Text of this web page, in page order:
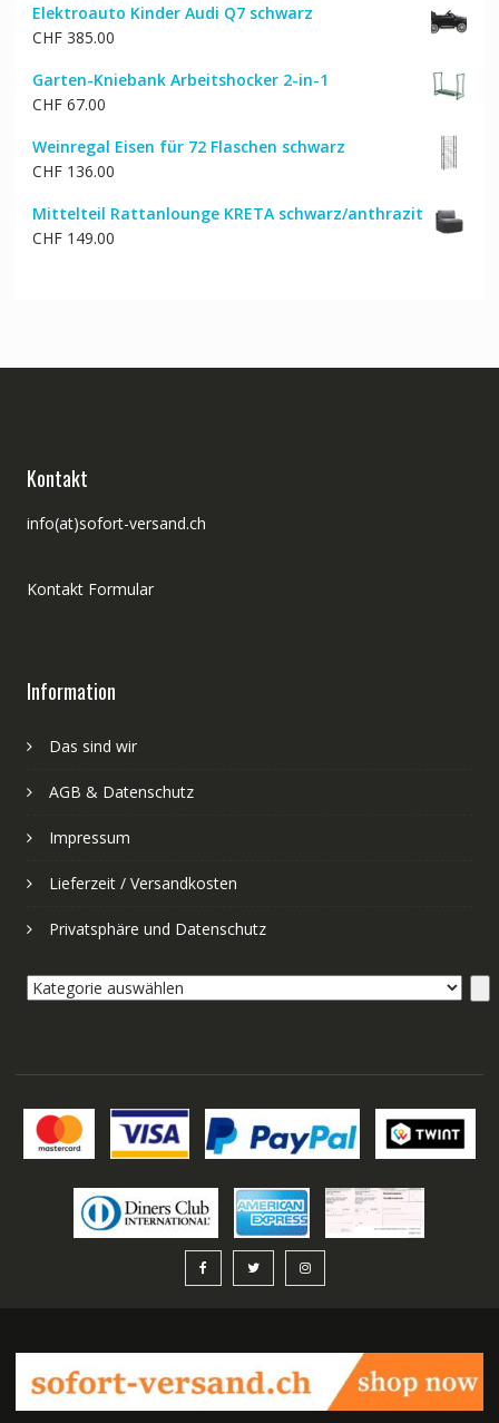
war:
ist:
Elektroauto Kinder Audi Q7 schwarz
CHF385.00
Garten-Kniebank Arbeitshocker 2-in-1
CHF67.00
Weinregal Eisen für 72 Flaschen schwarz
CHF136.00
Mittelteil Rattanlounge KRETA schwarz/anthrazit
CHF149.00
Kontakt
info(at)sofort-versand.ch
Kontakt Formular
Information
Das sind wir
AGB & Datenschutz
Impressum
Lieferzeit / Versandkosten
Privatsphäre und Datenschutz
Kategorie